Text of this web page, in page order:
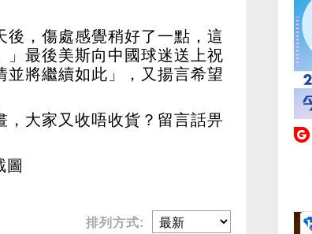
，傷處感覺稍好了一點，這
」最後美斯向中國球迷送上祝
並將繼續如此」，又揚言希望
，大家又收唔收貨？留言話畀
圖
排列方式: